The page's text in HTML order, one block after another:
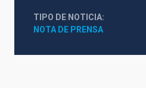
TIPO DE NOTICIA
NOTA DE PRENSA